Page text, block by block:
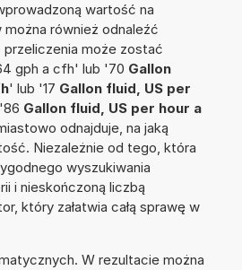
wartość na
również odnaleźć
może zostać
gph a cfh' lub '70 Gallon
' lub '17 Gallon fluid, US per
Gallon fluid, US per hour a
odnajduje, na jaką
Niezależnie od tego, która
wyszukiwania
i nieskończoną liczbą
który załatwia całą sprawę w
W rezultacie można